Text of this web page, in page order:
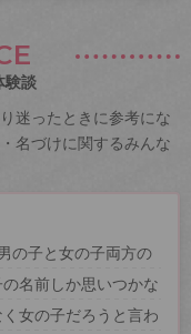
験談
迷ったときに参考にな
名づけに関するみんな
の子と女の子両方の
名前しか思いつかな
女の子だろうと言わ